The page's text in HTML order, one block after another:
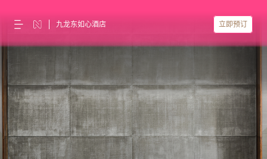
九龙东如心酒店 立即预订